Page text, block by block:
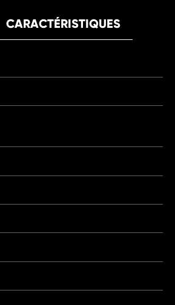
CARACTÉRISTIQUES